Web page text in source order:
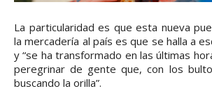
La particularidad es que esta nueva
la mercadería al país es que se halla a
y “se ha transformado en las últimas
peregrinar de gente que, con los
buscando la orilla”.